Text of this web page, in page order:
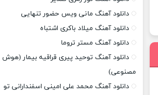
دانلود آهنگ مانی ویس حضور تنهایی
دانلود آهنگ میلاد باکری اشتباه
دانلود آهنگ مستر تروما
دانلود آهنگ توحید پیری قراقیه بیمار (هوش
مصنوعی)
دانلود آهنگ محمد علی امینی اسفندارانی تو